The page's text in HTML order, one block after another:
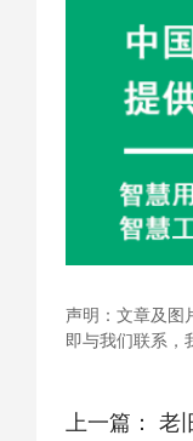
声明：文章及图
即与我们联系，
上一篇： 老